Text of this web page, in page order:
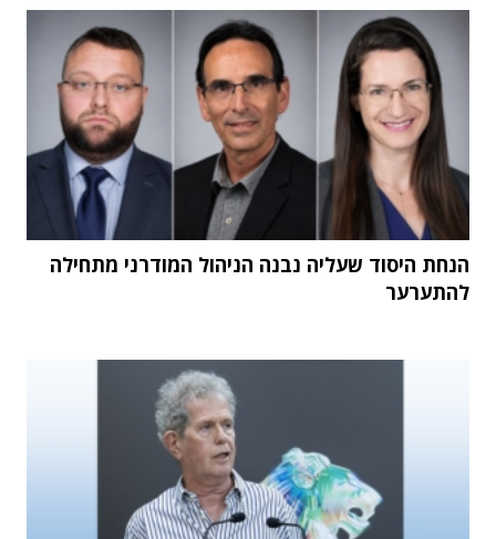
הנחת היסוד שעליה נבנה הניהול המודרני מתחילה
להתערער